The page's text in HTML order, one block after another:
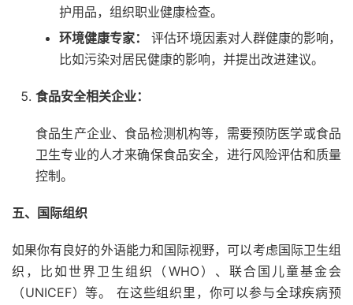
护用品，组织职业健康检查。
环境健康专家：
评估环境因素对人群健康的影响，
比如污染对居民健康的影响，并提出改进建议。
食品安全相关企业：
食品生产企业、食品检测机构等，需要预防医学或食品
卫生专业的人才来确保食品安全，进行风险评估和质量
控制。
五、国际组织
如果你有良好的外语能力和国际视野，可以考虑国际卫生组
织，比如世界卫生组织（WHO）、联合国儿童基金会
（UNICEF）等。 在这些组织里，你可以参与全球疾病预